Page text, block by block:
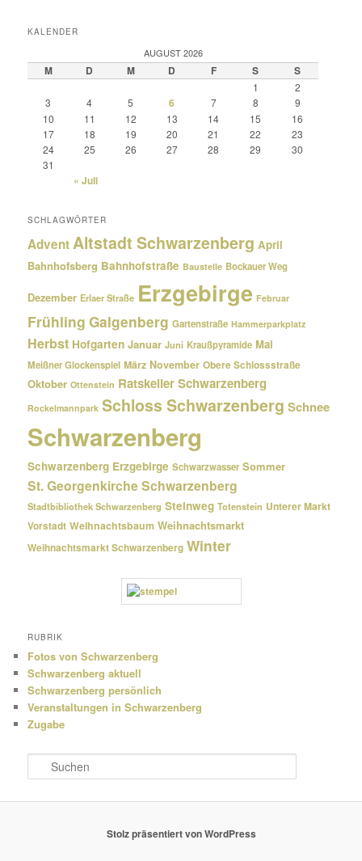
KALENDER
AUGUST 2026
M D M D F S S
1
2
3
4 5 6 7 8
9
10
11 12 13 14 15
16
17
18 19 20 21 22
23
24
25 26 27 28 29
30
31
« Juli
SCHLAGWÖRTER
AdventAltstadt Schwarzenberg April
Bahnhofsberg Bahnhofstraße Baustelle Bockauer Weg
Dezember Erlaer Straße Erzgebirge Februar
Frühling Galgenberg Gartenstraße Hammerparkplatz
Herbst Hofgarten Januar Juni Kraußpyramide Mai
Meißner Glockenspiel März November Obere Schlossstraße
Oktober Ottenstein Ratskeller Schwarzenberg
Rockelmannpark Schloss Schwarzenberg Schnee
Schwarzenberg
Schwarzenberg Erzgebirge Schwarzwasser Sommer
St. Georgenkirche Schwarzenberg
Stadtbibliothek Schwarzenberg Steinweg Totenstein Unterer Markt
Vorstadt Weihnachtsbaum Weihnachtsmarkt
Weihnachtsmarkt Schwarzenberg Winter
RUBRIK
Fotos von Schwarzenberg
Schwarzenberg aktuell
Schwarzenberg persönlich
Veranstaltungen in Schwarzenberg
Zugabe
u
Stolz präsentiert von WordPress